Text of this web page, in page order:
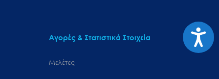
Αγορές & Στατιστικά Στοιχεία
Μελέτες